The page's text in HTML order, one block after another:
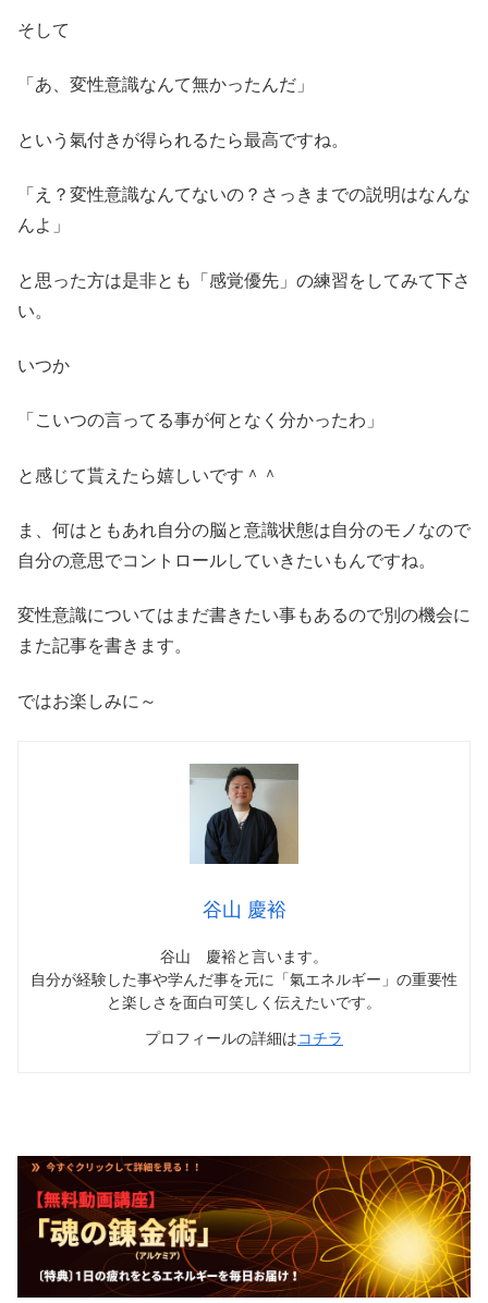
そして
「あ、変性意識なんて無かったんだ」
という氣付きが得られるたら最高ですね。
「え？変性意識なんてないの？さっきまでの説明はなんな
んよ」
と思った方は是非とも「感覚優先」の練習をしてみて下さ
い。
いつか
「こいつの言ってる事が何となく分かったわ」
と感じて貰えたら嬉しいです＾＾
ま、何はともあれ自分の脳と意識状態は自分のモノなので
自分の意思でコントロールしていきたいもんですね。
変性意識についてはまだ書きたい事もあるので別の機会に
また記事を書きます。
ではお楽しみに～
谷山 慶裕
谷山 慶裕と言います。
自分が経験した事や学んだ事を元に「氣エネルギー」の重要性
と楽しさを面白可笑しく伝えたいです。
プロフィールの詳細はコチラ